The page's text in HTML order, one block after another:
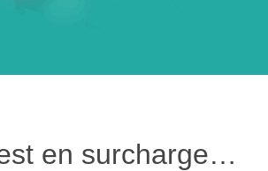
en surcharge…